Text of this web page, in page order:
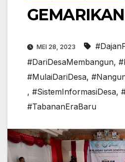
GEMARIKAN
MEI 28, 2023
#DariDesaMembangun,
#MulaiDariDesa,
, #SistemInformasiDesa,
#TabananEraBaru